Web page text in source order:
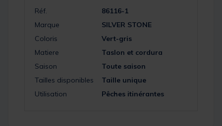
Réf.
86116-1
Marque
SILVER STONE
Coloris
Vert-gris
Matiere
Taslon et cordura
Saison
Toute saison
Tailles disponibles
Taille unique
Utilisation
Pêches itinérantes